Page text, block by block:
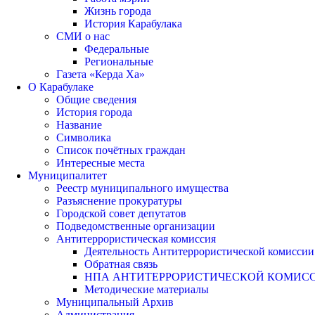
Жизнь города
История Карабулака
СМИ о нас
Федеральные
Региональные
Газета «Керда Ха»
О Карабулаке
Общие сведения
История города
Название
Символика
Список почётных граждан
Интересные места
Муниципалитет
Реестр муниципального имущества
Разъяснение прокуратуры
Городской совет депутатов
Подведомственные организации
Антитеррористическая комиссия
Деятельность Антитеррористической комиссии
Обратная связь
НПА АНТИТЕРРОРИСТИЧЕСКОЙ
Методические материалы
Муниципальный Архив